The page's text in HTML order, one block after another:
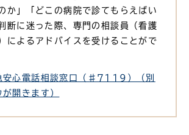
か」「どこの病院で診てもらえばい
断に迷った際、専門の相談員（看護
によるアドバイスを受けることがで
安心電話相談窓口（♯7119）（別
開きます）